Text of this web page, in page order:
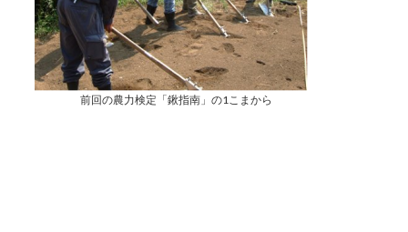
前回の農力検定「鍬指南」の1こまから